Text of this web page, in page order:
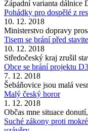
Západní varianta dálnice
Pohádky pro dospělé z
10. 12. 2018
Ministerstvo dopravy
Tisem se brání před
10. 12. 2018
Středočeský kraj zrušil
Obce se brání projektu
7. 12. 2018
Šebáňovice jsou malá
Malý český horor
1. 12. 2018
Občas mne situace
Suché zákony proti